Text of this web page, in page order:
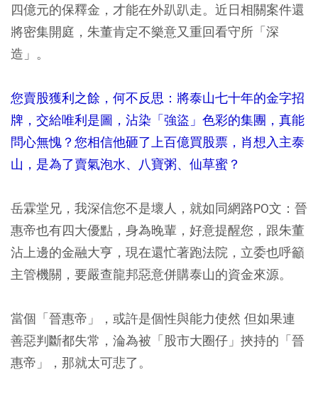
四億元的保釋金，才能在外趴趴走。近日相關案件還
將密集開庭，朱董肯定不樂意又重回看守所「深
造」。
您賣股獲利之餘，何不反思：將泰山七十年的金字招
牌，交給唯利是圖，沾染「強盜」色彩的集團，真能
問心無愧？您相信他砸了上百億買股票，肖想入主泰
山，是為了賣氣泡水、八寶粥、仙草蜜？
岳霖堂兄，我深信您不是壞人，就如同網路PO文：晉
惠帝也有四大優點，身為晚輩，好意提醒您，跟朱董
沾上邊的金融大亨，現在還忙著跑法院，立委也呼籲
主管機關，要嚴查龍邦惡意併購泰山的資金來源。
當個「晉惠帝」，或許是個性與能力使然 但如果連
善惡判斷都失常，淪為被「股市大圈仔」挾持的「晉
惠帝」，那就太可悲了。